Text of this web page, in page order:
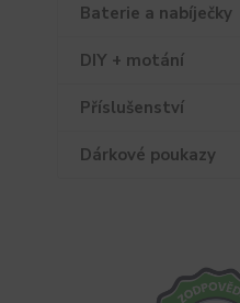
Baterie a nabíječky
DIY + motání
Příslušenství
Dárkové poukazy